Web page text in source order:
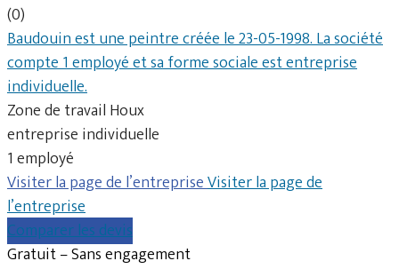
(0)
Baudouin est une peintre créée le 23-05-1998. La société
compte 1 employé et sa forme sociale est entreprise
individuelle.
Zone de travail Houx
entreprise individuelle
1 employé
Visiter la page de l’entrepriseVisiter la page de
l’entreprise
Comparer les devis
Gratuit – Sans engagement